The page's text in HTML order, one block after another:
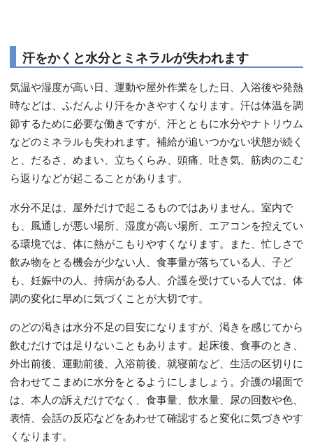
汗をかくと水分とミネラルが失われます
気温や湿度が高い日、運動や屋外作業をした日、入浴後や発熱
時などは、ふだんより汗をかきやすくなります。汗は体温を調
節するために必要な働きですが、汗とともに水分やナトリウム
などのミネラルも失われます。補給が追いつかない状態が続く
と、だるさ、めまい、立ちくらみ、頭痛、吐き気、筋肉のこむ
ら返りなどが起こることがあります。
水分不足は、屋外だけで起こるものではありません。室内で
も、風通しが悪い場所、湿度が高い場所、エアコンを控えてい
る環境では、体に熱がこもりやすくなります。また、忙しさで
飲み物をとる機会が少ない人、食事量が落ちている人、子ど
も、妊娠中の人、持病がある人、介護を受けている人では、体
調の変化に早めに気づくことが大切です。
のどの渇きは水分不足の目安になりますが、渇きを感じてから
飲むだけでは足りないこともあります。起床後、食事のとき、
外出前後、運動前後、入浴前後、就寝前など、生活の区切りに
合わせてこまめに水分をとるようにしましょう。介護の場面で
は、本人の訴えだけでなく、食事量、飲水量、尿の回数や色、
表情、会話の反応などをあわせて確認すると変化に気づきやす
くなります。